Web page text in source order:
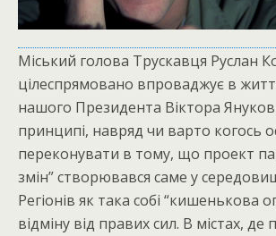
Міський голова Трускавця Руслан
цілеспрямовано впроваджує в
нашого Президента Віктора
принципі, навряд чи варто когось
переконувати в тому, що проект
змін” створювався саме у
Регіонів як така собі “кишенькова
відміну від правих сил. В містах,